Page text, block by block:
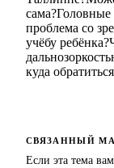
сама?Головные
проблема со
учёбу ребёнка?
куда
СВЯЗАННЫЙ
Если эта тема